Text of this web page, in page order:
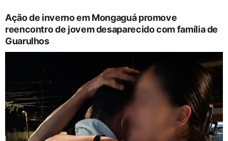
Ação de inverno em Mongaguá promove
reencontro de jovem desaparecido com família de
Guarulhos